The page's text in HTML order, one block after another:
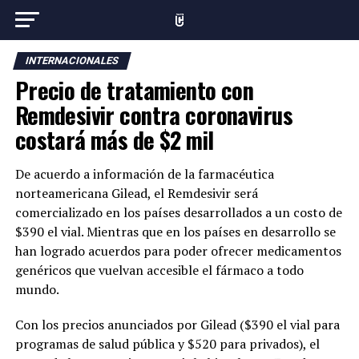
INTERNACIONALES
Precio de tratamiento con
Remdesivir contra coronavirus
costará más de $2 mil
De acuerdo a información de la farmacéutica
norteamericana Gilead, el Remdesivir será
comercializado en los países desarrollados a un costo de
$390 el vial. Mientras que en los países en desarrollo se
han logrado acuerdos para poder ofrecer medicamentos
genéricos que vuelvan accesible el fármaco a todo
mundo.
Con los precios anunciados por Gilead ($390 el vial para
programas de salud pública y $520 para privados), el